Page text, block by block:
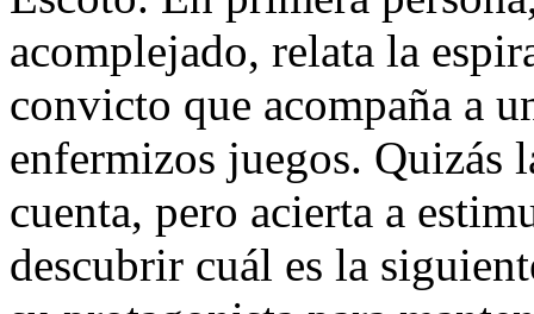
acomplejado, relata la
convicto que acompaña a
enfermizos juegos. Quizás
cuenta, pero acierta a
descubrir cuál es la